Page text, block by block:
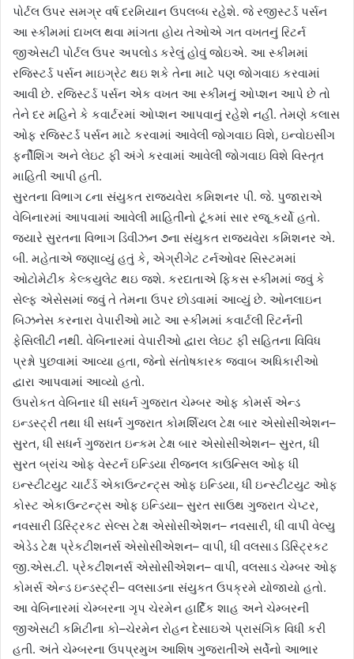
પોર્ટલ ઉપર સમગ્ર વર્ષ દરમિયાન ઉપલબ્ધ રહેશે. જે રજીસ્ટર્ડ પર્સન
આ સ્કીમમાં દાખલ થવા માંગતા હોય તેઓએ ગત વખતનું રિટર્ન
જીએસટી પોર્ટલ ઉપર અપલોડ કરેલું હોવું જોઇએ. આ સ્કીમમાં
રજિસ્ટર્ડ પર્સન માઇગ્રેટ થઇ શકે તેના માટે પણ જોગવાઇ કરવામાં
આવી છે. રજિસ્ટર્ડ પર્સન એક વખત આ સ્કીમનું ઓપ્શન આપે છે તો
તેને દર મહિને કે કવાર્ટરમાં ઓપ્શન આપવાનું રહેશે નહીં. તેમણે કલાસ
ઓફ રજિસ્ટર્ડ પર્સન માટે કરવામાં આવેલી જોગવાઇ વિશે, ઇન્વોઇસીંગ
ફર્નીશિંગ અને લેઇટ ફી અંગે કરવામાં આવેલી જોગવાઇ વિશે વિસ્તૃત
માહિતી આપી હતી.
સુરતના વિભાગ ૮ના સંયુકત રાજ્યવેરા કમિશનર પી. જે. પુજારાએ
વેબિનારમાં આપવામાં આવેલી માહિતીનો ટૂંકમાં સાર રજૂ કર્યો હતો.
જ્યારે સુરતના વિભાગ ડિવીઝન ૭ના સંયુકત રાજ્યવેરા કમિશનર એ.
બી. મહેતાએ જણાવ્યું હતું કે, એગ્રીગેટ ટર્નઓવર સિસ્ટમમાં
ઓટોમેટીક કેલ્કયુલેટ થઇ જશે. કરદાતાએ ફિકસ સ્કીમમાં જવું કે
સેલ્ફ એસેસમાં જવું તે તેમના ઉપર છોડવામાં આવ્યું છે. ઓનલાઇન
બિઝનેસ કરનારા વેપારીઓ માટે આ સ્કીમમાં કવાર્ટલી રિટર્નની
ફેસિલીટી નથી. વેબિનારમાં વેપારીઓ દ્વારા લેઇટ ફી સહિતના વિવિધ
પ્રશ્નો પુછવામાં આવ્યા હતા, જેનો સંતોષકારક જવાબ અધિકારીઓ
દ્વારા આપવામાં આવ્યો હતો.
ઉપરોકત વેબિનાર ધી સધર્ન ગુજરાત ચેમ્બર ઓફ કોમર્સ એન્ડ
ઇન્ડસ્ટ્રી તથા ધી સધર્ન ગુજરાત કોમર્શિયલ ટેક્ષ બાર એસોસીએશન–
સુરત, ધી સધર્ન ગુજરાત ઇન્કમ ટેક્ષ બાર એસોસીએશન– સુરત, ધી
સુરત બ્રાંચ ઓફ વેસ્ટર્ન ઇન્ડિયા રીજનલ કાઉન્સિલ ઓફ ધી
ઇન્સ્ટીટયુટ ચાર્ટર્ડ એકાઉન્ટન્ટ્‌સ ઓફ ઇન્ડિયા, ધી ઇન્સ્ટીટયુટ ઓફ
કોસ્ટ એકાઉન્ટન્ટ્‌સ ઓફ ઇન્ડિયા– સુરત સાઉથ ગુજરાત ચેપ્ટર,
નવસારી ડિસ્ટ્રિકટ સેલ્સ ટેક્ષ એસોસીએશન– નવસારી, ધી વાપી વેલ્યુ
એડેડ ટેક્ષ પ્રેકટીશનર્સ એસોસીએશન– વાપી, ધી વલસાડ ડિસ્ટ્રિકટ
જી.એસ.ટી. પ્રેકટીશનર્સ એસોસીએશન– વાપી, વલસાડ ચેમ્બર ઓફ
કોમર્સ એન્ડ ઇન્ડસ્ટ્રી– વલસાડના સંયુકત ઉપક્રમે યોજાયો હતો.
આ વેબિનારમાં ચેમ્બરના ગૃપ ચેરમેન હાર્દિક શાહ અને ચેમ્બરની
જીએસટી કમિટીના કો–ચેરમેન રોહન દેસાઇએ પ્રાસંગિક વિધી કરી
હતી. અંતે ચેમ્બરના ઉપપ્રમુખ આશિષ ગુજરાતીએ સર્વેનો આભાર